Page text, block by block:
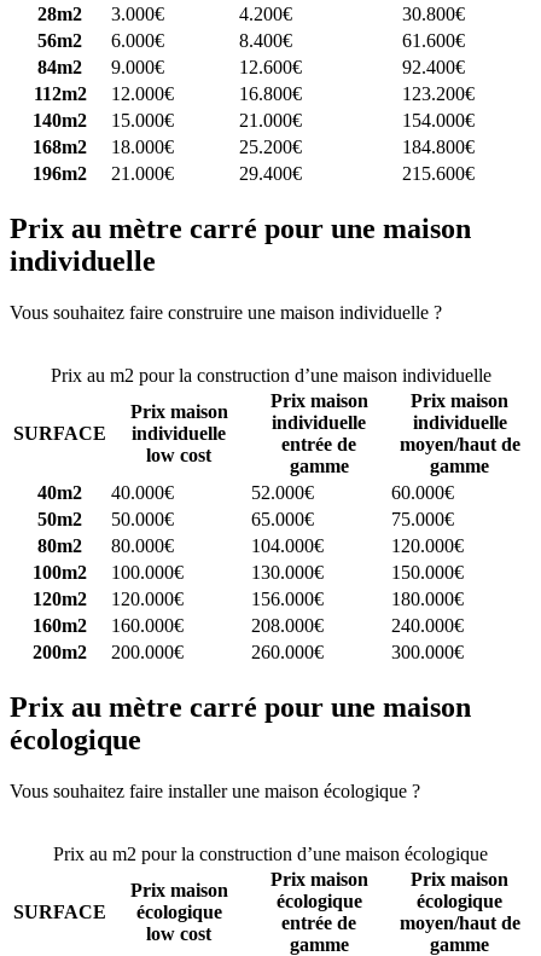
28m2
3.000€ 4.200€
30.800€
56m2
6.000€ 8.400€
61.600€
84m2
9.000€ 12.600€
92.400€
112m2
12.000€ 16.800€
123.200€
140m2
15.000€ 21.000€
154.000€
168m2
18.000€ 25.200€
184.800€
196m2
21.000€ 29.400€ 215.600€
Prix au mètre carré pour une maison
individuelle
Vous souhaitez faire construire une maison individuelle ?
Prix au m2 pour la construction d’une maison individuelle
SURFACE
Prix maison
individuelle
low cost
Prix maison
individuelle
entrée de
gamme
Prix maison
individuelle
moyen/haut de
gamme
40m2
40.000€ 52.000€
60.000€
50m2
50.000€ 65.000€
75.000€
80m2
80.000€ 104.000€
120.000€
100m2
100.000€ 130.000€
150.000€
120m2
120.000€ 156.000€
180.000€
160m2
160.000€ 208.000€
240.000€
200m2
200.000€ 260.000€ 300.000€
Prix au mètre carré pour une maison
écologique
Vous souhaitez faire installer une maison écologique ?
Prix au m2 pour la construction d’une maison écologique
SURFACE
Prix maison
écologique
low cost
Prix maison
écologique
entrée de
gamme
Prix maison
écologique
moyen/haut de
gamme